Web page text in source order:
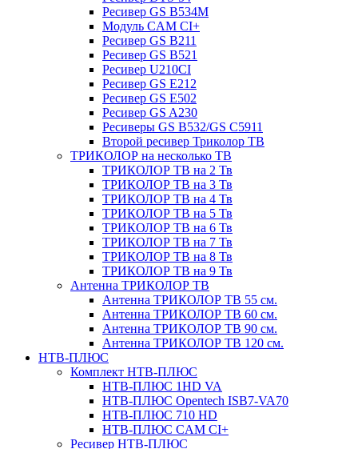
Ресивер GS B534M
Модуль CAM CI+
Ресивер GS B211
Ресивер GS B521
Ресивер U210CI
Ресивер GS E212
Ресивер GS E502
Ресивер GS A230
Ресиверы GS B532/GS C5911
Второй ресивер Триколор ТВ
ТРИКОЛОР на несколько ТВ
ТРИКОЛОР ТВ на 2 Тв
ТРИКОЛОР ТВ на 3 Тв
ТРИКОЛОР ТВ на 4 Тв
ТРИКОЛОР ТВ на 5 Тв
ТРИКОЛОР ТВ на 6 Тв
ТРИКОЛОР ТВ на 7 Тв
ТРИКОЛОР ТВ на 8 Тв
ТРИКОЛОР ТВ на 9 Тв
Антенна ТРИКОЛОР ТВ
Антенна ТРИКОЛОР ТВ 55 см.
Антенна ТРИКОЛОР ТВ 60 см.
Антенна ТРИКОЛОР ТВ 90 см.
Антенна ТРИКОЛОР ТВ 120 см.
НТВ-ПЛЮС
Комплект НТВ-ПЛЮС
НТВ-ПЛЮС 1HD VA
НТВ-ПЛЮС Opentech ISB7-VA70
НТВ-ПЛЮС 710 HD
НТВ-ПЛЮС CAM CI+
Ресивер НТВ-ПЛЮС